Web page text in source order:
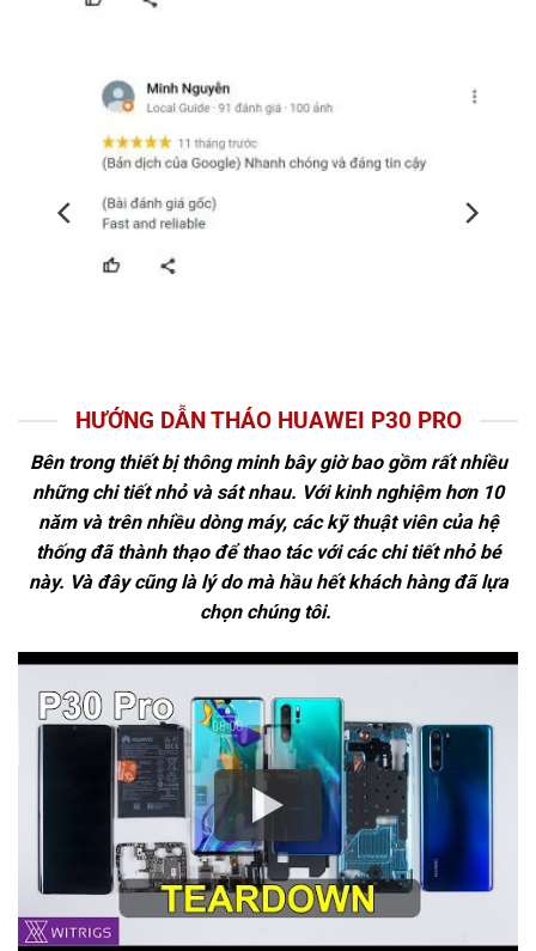
HƯỚNG DẪN THÁO HUAWEI P30 PRO
Bên trong thiết bị thông minh bây giờ bao gồm rất nhiều
những chi tiết nhỏ và sát nhau. Với kinh nghiệm hơn 10
năm và trên nhiều dòng máy, các kỹ thuật viên của hệ
thống đã thành thạo để thao tác với các chi tiết nhỏ bé
này. Và đây cũng là lý do mà hầu hết khách hàng đã lựa
chọn chúng tôi.